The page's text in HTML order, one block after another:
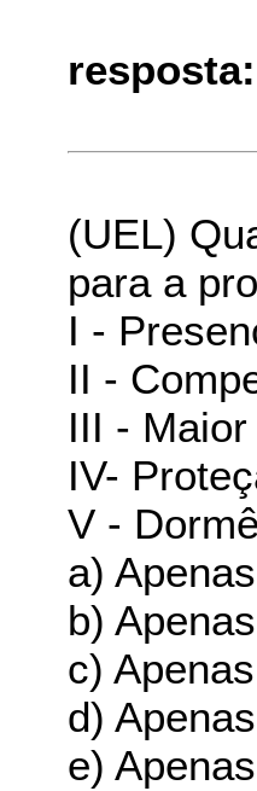
resposta:
(UEL)
para a
I -
II -
III -
IV-
V -
a)
b)
c)
d)
e)